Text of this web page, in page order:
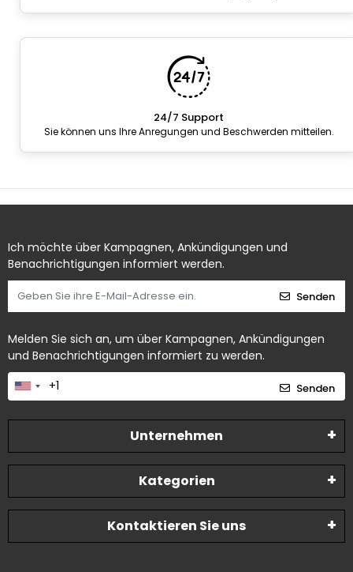
24/7 Support
Sie können uns Ihre Anregungen und Beschwerden mitteilen.
Ich möchte über Kampagnen, Ankündigungen und
Benachrichtigungen informiert werden.
Senden
Melden Sie sich an, um über Kampagnen, Ankündigungen
und Benachrichtigungen informiert zu werden.
Senden
Unternehmen
Kategorien
Kontaktieren Sie uns